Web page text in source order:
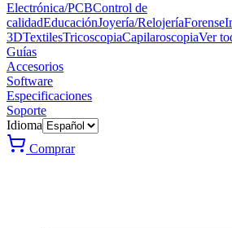
Electrónica/PCBControl de
calidadEducaciónJoyería/RelojeríaForense
3DTextilesTricoscopiaCapilaroscopiaVer
Guías
Accesorios
Software
Especificaciones
Soporte
Idioma
Comprar